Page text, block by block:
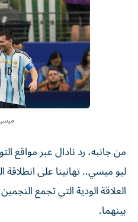
من جانبه، رد نادال عبر مواقع
ليو ميسي.. تهانينا على انطلاقة
العلاقة الودية التي تجمع
بينهما.